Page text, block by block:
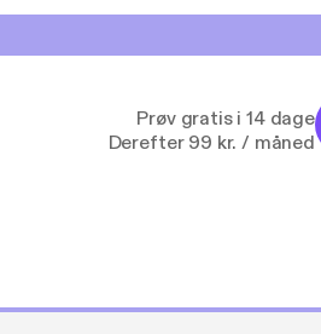
Prøv gratis i 14 dage
Derefter 99 kr. / måned